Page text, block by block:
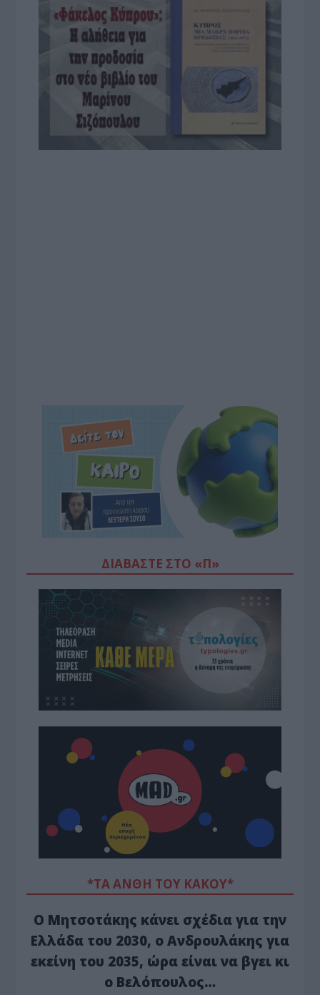
ΔΙΑΒΆΣΤΕ ΣΤΟ «Π»
*ΤΑ ΆΝΘΗ ΤΟΥ ΚΑΚΟΎ*
Ο Μητσοτάκης κάνει σχέδια για την
Ελλάδα του 2030, ο Ανδρουλάκης για
εκείνη του 2035, ώρα είναι να βγει κι
ο Βελόπουλος…